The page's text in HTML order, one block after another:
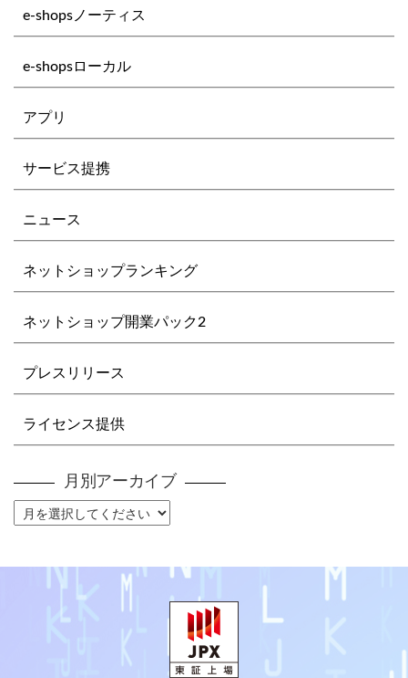
e-shopsノーティス
e-shopsローカル
アプリ
サービス提携
ニュース
ネットショップランキング
ネットショップ開業パック2
プレスリリース
ライセンス提供
月別アーカイブ